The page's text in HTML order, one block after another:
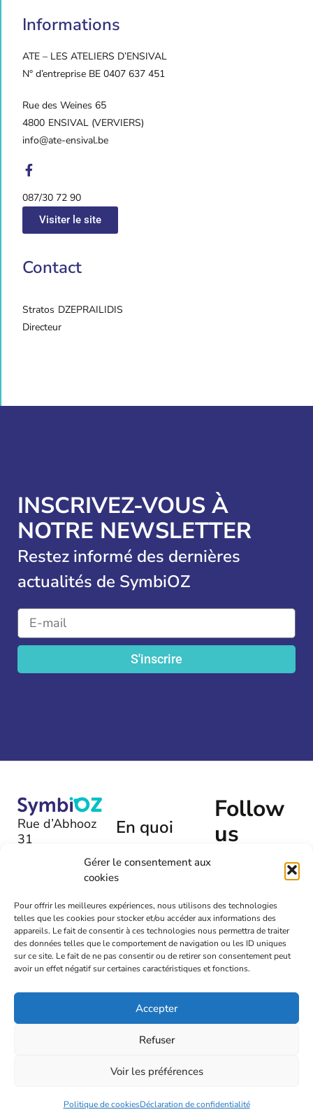
Gérer le consentement aux
cookies
Pour offrir les meilleures expériences, nous utilisons des technologies
telles que les cookies pour stocker et/ou accéder aux informations des
appareils. Le fait de consentir à ces technologies nous permettra de traiter
des données telles que le comportement de navigation ou les ID uniques
sur ce site. Le fait de ne pas consentir ou de retirer son consentement peut
avoir un effet négatif sur certaines caractéristiques et fonctions.
Accepter
Refuser
Voir les préférences
Politique de cookiesDéclaration de confidentialité
Informations
ATE – LES ATELIERS D’ENSIVAL
N° d’entreprise BE 0407 637 451
Rue des Weines 65
4800 ENSIVAL (VERVIERS)
info@ate-ensival.be
087/30 72 90
Visiter le site
Contact
Stratos DZEPRAILIDIS
Directeur
INSCRIVEZ-VOUS À
NOTRE NEWSLETTER
Restez informé des dernières
actualités de SymbiOZ
S'inscrire
Rue d’Abhooz
31
+32 (0)475
54 00 72
info@symbioz.org
En quoi
nous
vous aider
?
Laissez-
nous un
message
Follow
us
Termes & conditionsVie privéeRGPD
Designed by